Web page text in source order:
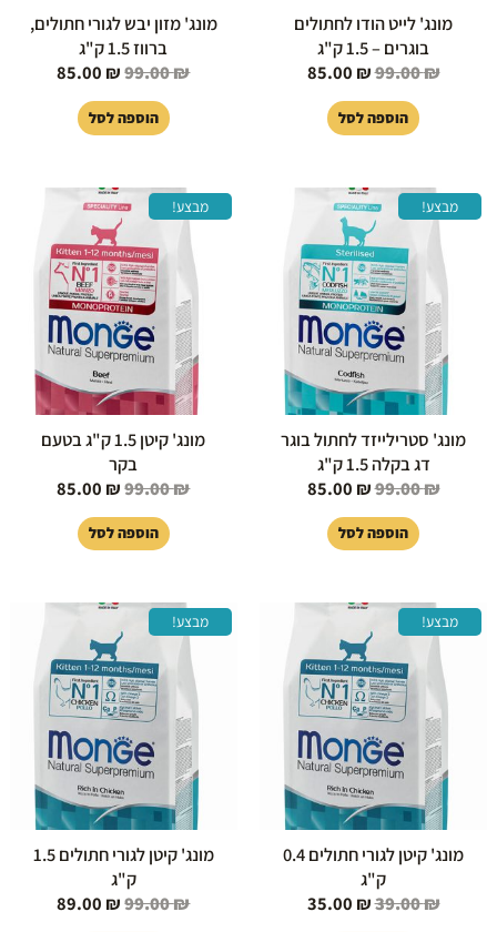
מונג' לייט הודו לחתולים
בוגרים – 1.5 ק"ג
99.00₪
85.00 ₪
הוספה לסל
מונג' מזון יבש לגורי חתולים,
ברווז 1.5 ק"ג
99.00₪
85.00 ₪
הוספה לסל
מבצע!
מונג' סטרילייזד לחתול בוגר
דג בקלה 1.5 ק"ג
99.00₪
המחיר
המקורי
היה:
99.00 ₪.
85.00 ₪
הוא:
85.00 ₪.
הוספה לסל
מבצע!
מונג' קיטן 1.5 ק"ג בטעם
בקר
99.00₪
המחיר
המקורי
היה:
99.00 ₪.
85.00 ₪
הוא:
85.00 ₪.
הוספה לסל
מבצע!
מונג' קיטן לגורי חתולים 0.4
ק"ג
39.00₪
המחיר
המקורי
היה:
39.00 ₪.
35.00 ₪
הוא:
35.00 ₪.
מבצע!
מונג' קיטן לגורי חתולים 1.5
ק"ג
99.00₪
המחיר
המקורי
היה:
99.00 ₪.
89.00 ₪
הוא:
89.00 ₪.